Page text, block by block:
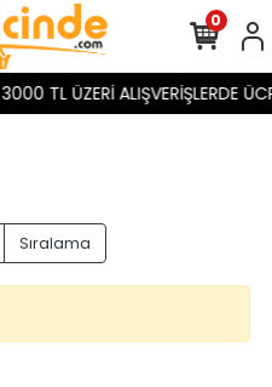
3000 TL ÜZERİ ALIŞVERİŞLERDE
0
Sıralama